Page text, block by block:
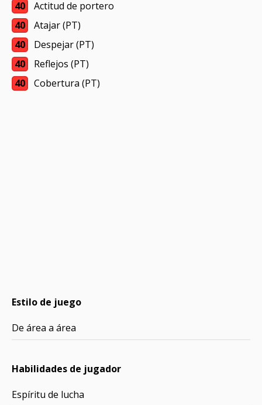
40
Actitud de portero
40
Atajar (PT)
40
Despejar (PT)
40
Reflejos (PT)
40
Cobertura (PT)
Estilo de juego
De área a área
Habilidades de jugador
Espíritu de lucha